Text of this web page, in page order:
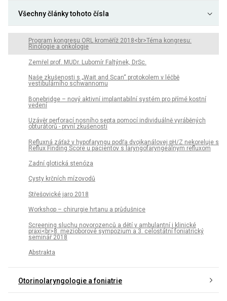
Všechny články tohoto čísla
Program kongresu ORL kroměříž 2018<br>Téma kongresu:
Rinologie a onkologie
Zemřel prof. MUDr. Lubomír Faltýnek, DrSc.
Naše zkušenosti s „Wait and Scan“ protokolem v léčbě
vestibulárního schwannomu
Bonebridge – nový aktivní implantabilní systém pro přímé kostní
vedení
Uzávěr perforací nosního septa pomocí individuálně vyráběných
obturátorů - první zkušenosti
Refluxná záťaž v hypofaryngu podľa dvojkanálovej pH/Z nekoreluje s
Reflux Finding Score u pacientov s laryngofaryngeálnym refluxom
Zadní glotická stenóza
Cysty krčních mízovodů
Střešovické jaro 2018
Workshop – chirurgie hrtanu a průdušnice
Screening sluchu novorozenců a dětí v ambulantní i klinické
praxi<br>8. mezioborové sympozium a 3. celostátní foniatrický
seminář 2018
Abstrakta
Otorinolaryngologie a foniatrie